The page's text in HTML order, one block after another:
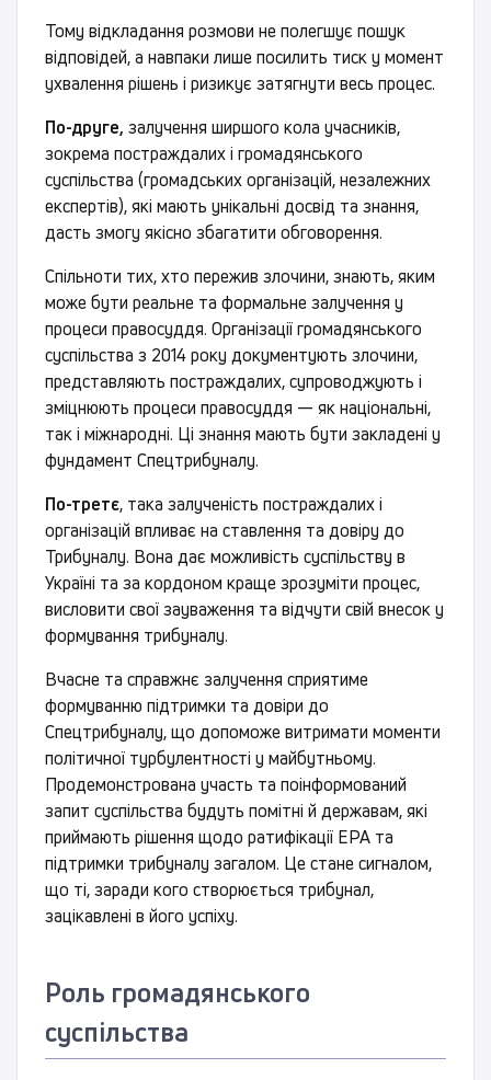
Тому відкладання розмови не полегшує пошук
відповідей, а навпаки лише посилить тиск у момент
ухвалення рішень і ризикує затягнути весь процес.
По-друге, залучення ширшого кола учасників,
зокрема постраждалих і громадянського
суспільства (громадських організацій, незалежних
експертів), які мають унікальні досвід та знання,
дасть змогу якісно збагатити обговорення.
Спільноти тих, хто пережив злочини, знають, яким
може бути реальне та формальне залучення у
процеси правосуддя. Організації громадянського
суспільства з 2014 року документують злочини,
представляють постраждалих, супроводжують і
зміцнюють процеси правосуддя — як національні,
так і міжнародні. Ці знання мають бути закладені у
фундамент Спецтрибуналу.
По-третє, така залученість постраждалих і
організацій впливає на ставлення та довіру до
Трибуналу. Вона дає можливість суспільству в
Україні та за кордоном краще зрозуміти процес,
висловити свої зауваження та відчути свій внесок у
формування трибуналу.
Вчасне та справжнє залучення сприятиме
формуванню підтримки та довіри до
Спецтрибуналу, що допоможе витримати моменти
політичної турбулентності у майбутньому.
Продемонстрована участь та поінформований
запит суспільства будуть помітні й державам, які
приймають рішення щодо ратифікації EPA та
підтримки трибуналу загалом. Це стане сигналом,
що ті, заради кого створюється трибунал,
зацікавлені в його успіху.
Роль громадянського
суспільства